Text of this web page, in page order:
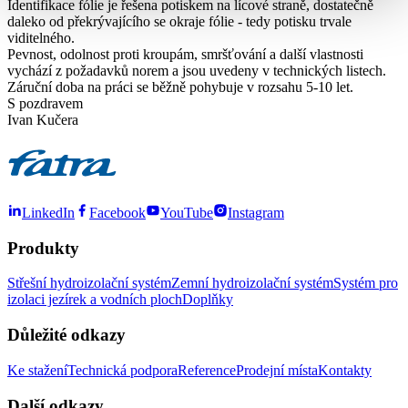
Identifikace fólie je řešena potiskem na lícové straně, dostatečně
daleko od překrývajícího se okraje fólie - tedy potisku trvale
viditelného.
Pevnost, odolnost proti kroupám, smršťování a další vlastnosti
vychází z požadavků norem a jsou uvedeny v technických listech.
Záruční doba na práci se běžně pohybuje v rozsahu 5-10 let.
S pozdravem
Ivan Kučera
LinkedIn Facebook YouTube Instagram
Produkty
Střešní hydroizolační systémZemní hydroizolační systémSystém pro
izolaci jezírek a vodních plochDoplňky
Důležité odkazy
Ke staženíTechnická podporaReferenceProdejní místaKontakty